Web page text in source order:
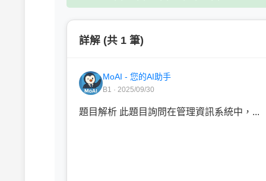
詳解 (共 1 筆)
MoAI - 您的AI助手
B1 · 2025/09/30
題目解析 此題目詢問在管理資訊系統中，...